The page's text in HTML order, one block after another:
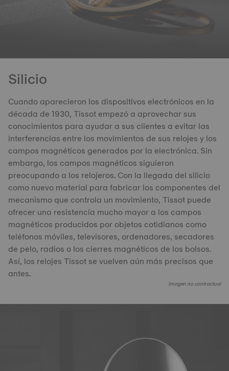
Silicio
Cuando aparecieron los dispositivos electrónicos en la
década de 1930, Tissot empezó a aprovechar sus
conocimientos para ayudar a sus clientes a evitar las
interferencias entre los movimientos de sus relojes y los
campos magnéticos generados por la electrónica. Sin
embargo, los campos magnéticos siguieron
preocupando a los relojeros. Con la llegada del silicio
como nuevo material para fabricar los componentes del
mecanismo que controla un movimiento, Tissot puede
ofrecer una resistencia mucho mayor a los campos
magnéticos producidos por objetos cotidianos como
teléfonos móviles, televisores, ordenadores, secadores
de pelo, radios o los cierres magnéticos de los bolsos.
Así, los relojes Tissot se vuelven aún más precisos que
antes.
Imagen no contractual